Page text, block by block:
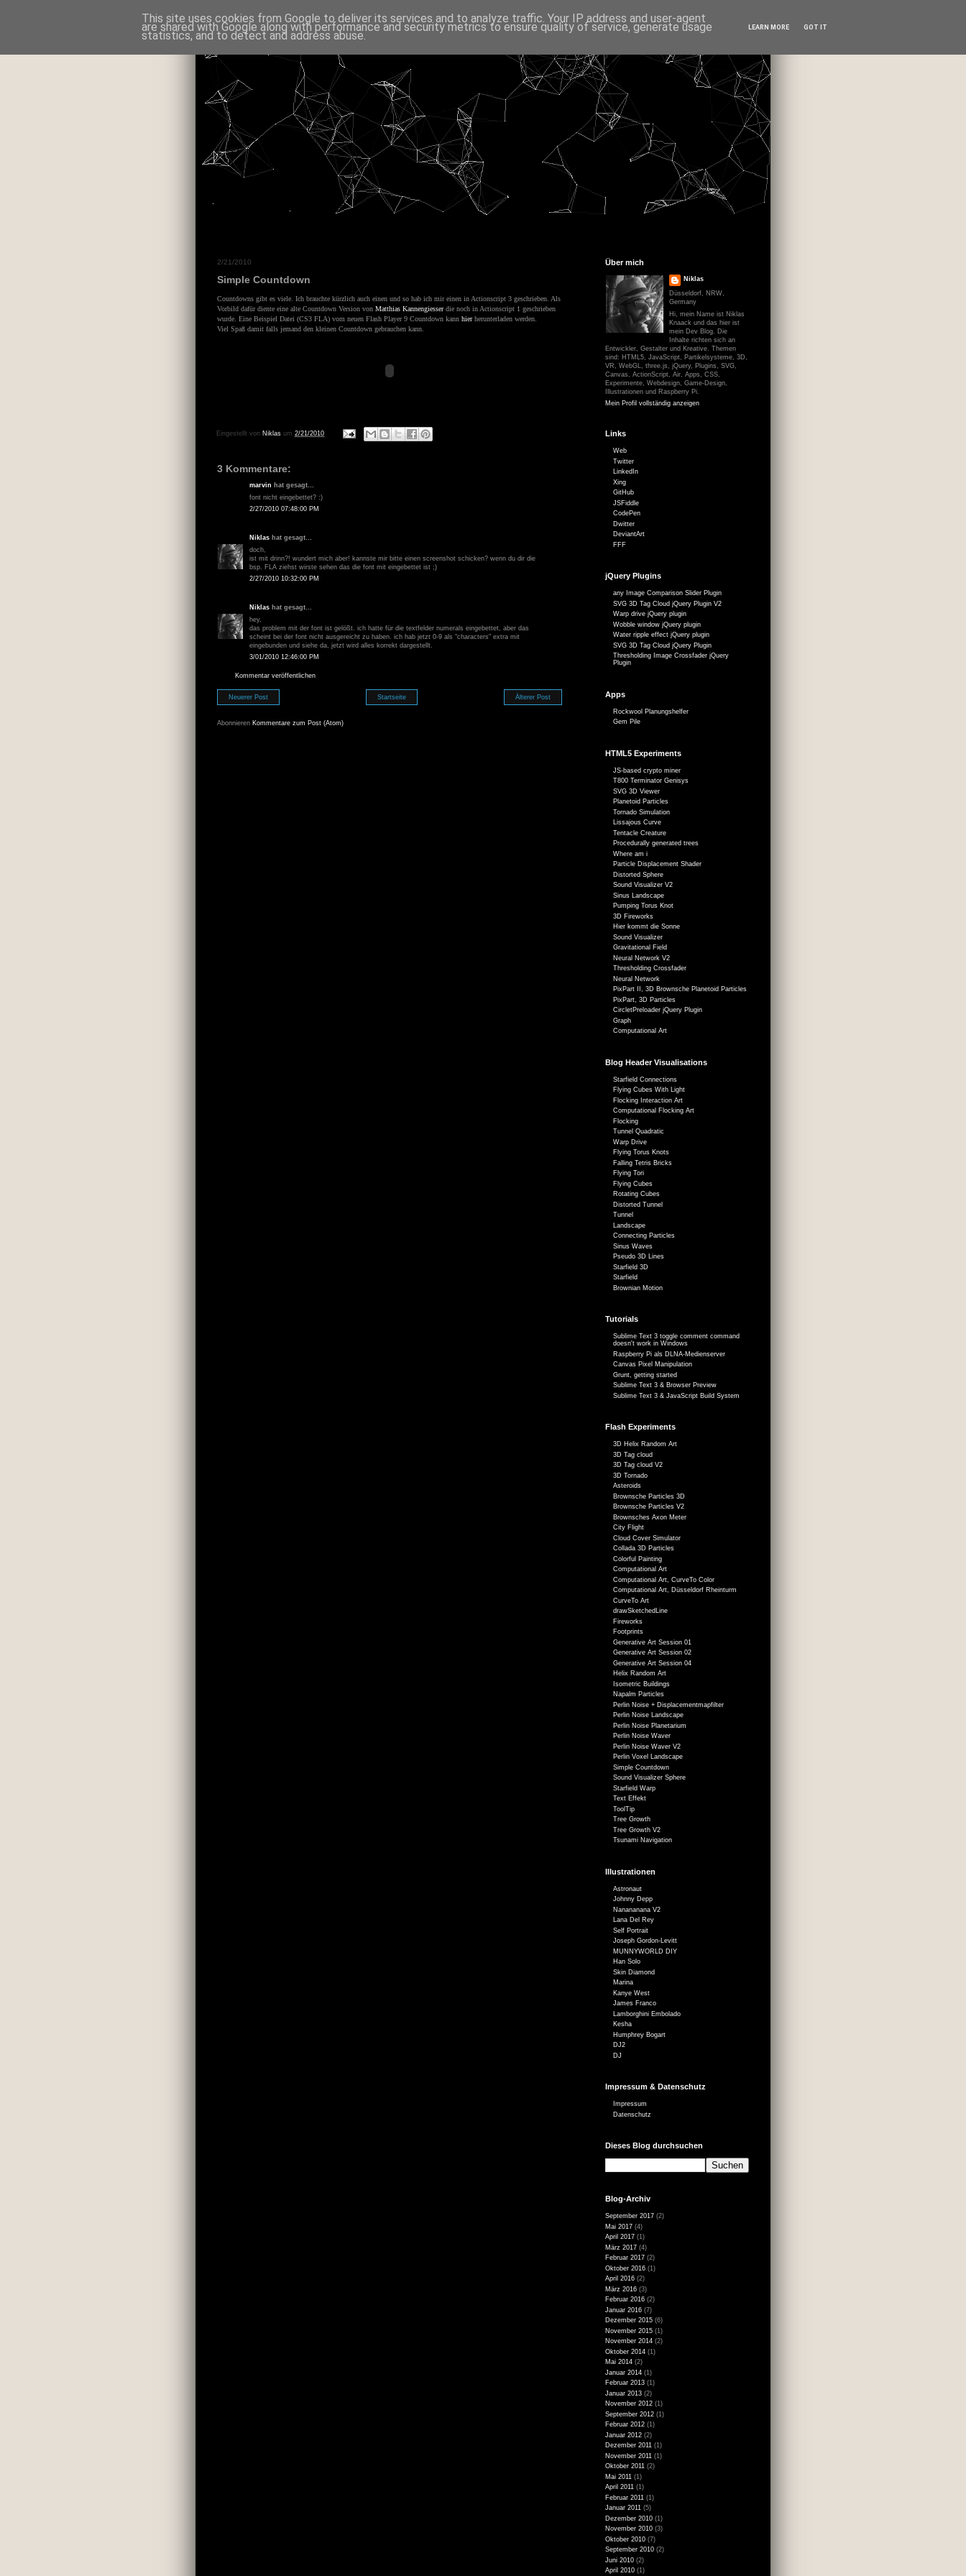
2/21/2010
Simple Countdown
Countdowns gibt es viele. Ich brauchte kürzlich auch einen und so hab ich mir einen in Actionscript 3 geschrieben. Als
Vorbild dafür diente eine alte Countdown Version von Matthias Kannengiesserdie noch in Actionscript 1 geschrieben
wurde. Eine Beispiel Datei (CS3 FLA) vom neuen Flash Player 9 Countdown kann hierherunterladen werden.
Viel Spaß damit falls jemand den kleinen Countdown gebrauchen kann.
Eingestellt von Niklas um 2/21/2010
3 Kommentare:
marvin hat gesagt…
font nicht eingebettet? :)
2/27/2010 07:48:00 PM
Niklas hat gesagt…
doch,
ist mit drinn?! wundert mich aber! kannste mir bitte einen screenshot schicken? wenn du dir die
bsp. FLA ziehst wirste sehen das die font mit eingebettet ist ;)
2/27/2010 10:32:00 PM
Niklas hat gesagt…
hey,
das problem mit der font ist gelößt. ich hatte für die textfelder numerals eingebettet, aber das
scheint bei der font nicht ausgereicht zu haben. ich hab jetzt 0-9 als "characters" extra mit
eingebunden und siehe da, jetzt wird alles korrekt dargestellt.
3/01/2010 12:46:00 PM
Kommentar veröffentlichen
Neuerer Post Älterer Post
Startseite
Abonnieren Kommentare zum Post (Atom)
Über mich
Niklas
Düsseldorf, NRW,
Germany
Hi, mein Name ist Niklas
Knaack und das hier ist
mein Dev Blog. Die
Inhalte richten sich an
Entwickler, Gestalter und Kreative. Themen
sind: HTML5, JavaScript, Partikelsysteme, 3D,
VR, WebGL, three.js, jQuery, Plugins, SVG,
Canvas, ActionScript, Air, Apps, CSS,
Experimente, Webdesign, Game-Design,
Illustrationen und Raspberry Pi.
Mein Profil vollständig anzeigen
Links
Web
Twitter
LinkedIn
Xing
GitHub
JSFiddle
CodePen
Dwitter
DeviantArt
FFF
jQuery Plugins
any Image Comparison Slider Plugin
SVG 3D Tag Cloud jQuery Plugin V2
Warp drive jQuery plugin
Wobble window jQuery plugin
Water ripple effect jQuery plugin
SVG 3D Tag Cloud jQuery Plugin
Thresholding Image Crossfader jQuery
Plugin
Apps
Rockwool Planungshelfer
Gem Pile
HTML5 Experiments
JS-based crypto miner
T800 Terminator Genisys
SVG 3D Viewer
Planetoid Particles
Tornado Simulation
Lissajous Curve
Tentacle Creature
Procedurally generated trees
Where am i
Particle Displacement Shader
Distorted Sphere
Sound Visualizer V2
Sinus Landscape
Pumping Torus Knot
3D Fireworks
Hier kommt die Sonne
Sound Visualizer
Gravitational Field
Neural Network V2
Thresholding Crossfader
Neural Network
PixPart II, 3D Brownsche Planetoid Particles
PixPart, 3D Particles
CircletPreloader jQuery Plugin
Graph
Computational Art
Blog Header Visualisations
Starfield Connections
Flying Cubes With Light
Flocking Interaction Art
Computational Flocking Art
Flocking
Tunnel Quadratic
Warp Drive
Flying Torus Knots
Falling Tetris Bricks
Flying Tori
Flying Cubes
Rotating Cubes
Distorted Tunnel
Tunnel
Landscape
Connecting Particles
Sinus Waves
Pseudo 3D Lines
Starfield 3D
Starfield
Brownian Motion
Tutorials
Sublime Text 3 toggle comment command
doesn't work in Windows
Raspberry Pi als DLNA-Medienserver
Canvas Pixel Manipulation
Grunt, getting started
Sublime Text 3 & Browser Preview
Sublime Text 3 & JavaScript Build System
Flash Experiments
3D Helix Random Art
3D Tag cloud
3D Tag cloud V2
3D Tornado
Asteroids
Brownsche Particles 3D
Brownsche Particles V2
Brownsches Axon Meter
City Flight
Cloud Cover Simulator
Collada 3D Particles
Colorful Painting
Computational Art
Computational Art, CurveTo Color
Computational Art, Düsseldorf Rheinturm
CurveTo Art
drawSketchedLine
Fireworks
Footprints
Generative Art Session 01
Generative Art Session 02
Generative Art Session 04
Helix Random Art
Isometric Buildings
Napalm Particles
Perlin Noise + Displacementmapfilter
Perlin Noise Landscape
Perlin Noise Planetarium
Perlin Noise Waver
Perlin Noise Waver V2
Perlin Voxel Landscape
Simple Countdown
Sound Visualizer Sphere
Starfield Warp
Text Effekt
ToolTip
Tree Growth
Tree Growth V2
Tsunami Navigation
Illustrationen
Astronaut
Johnny Depp
Nanananana V2
Lana Del Rey
Self Portrait
Joseph Gordon-Levitt
MUNNYWORLD DIY
Han Solo
Skin Diamond
Marina
Kanye West
James Franco
Lamborghini Embolado
Kesha
Humphrey Bogart
DJ2
DJ
Impressum & Datenschutz
Impressum
Datenschutz
Dieses Blog durchsuchen
Blog-Archiv
September 2017 (2)
Mai 2017 (4)
April 2017 (1)
März 2017 (4)
Februar 2017 (2)
Oktober 2016 (1)
April 2016 (2)
März 2016 (3)
Februar 2016 (2)
Januar 2016 (7)
Dezember 2015 (6)
November 2015 (1)
November 2014 (2)
Oktober 2014 (1)
Mai 2014 (2)
Januar 2014 (1)
Februar 2013 (1)
Januar 2013 (2)
November 2012 (1)
September 2012 (1)
Februar 2012 (1)
Januar 2012 (2)
Dezember 2011 (1)
November 2011 (1)
Oktober 2011 (2)
Mai 2011 (1)
April 2011 (1)
Februar 2011 (1)
Januar 2011 (5)
Dezember 2010 (1)
November 2010 (3)
Oktober 2010 (7)
September 2010 (2)
Juni 2010 (2)
April 2010 (1)
This site uses cookies from Google to deliver its services and to analyze traffic. Your IP address and user-agent
are shared with Google along with performance and security metrics to ensure quality of service, generate usage
statistics, and to detect and address abuse.
LEARN MORE GOT IT